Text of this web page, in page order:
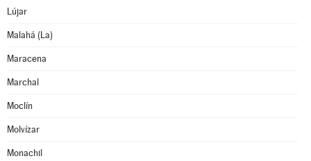
Lújar
Malahá (La)
Maracena
Marchal
Moclín
Molvízar
Monachil